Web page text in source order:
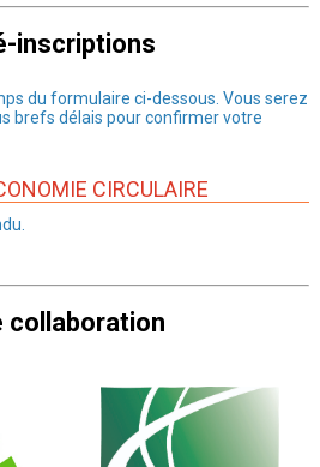
inscriptions
du formulaire ci-dessous. Vous serez
brefs délais pour confirmer votre
CIRCULAIRE
collaboration